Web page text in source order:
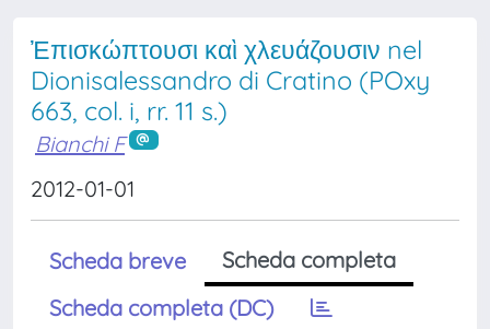
Ἐπισκώπτουσι καὶ χλευάζουσιν nel
Dionisalessandro di Cratino (POxy
663, col. i, rr. 11 s.)
Bianchi F
2012-01-01
Scheda breve
Scheda completa
Scheda completa (DC)